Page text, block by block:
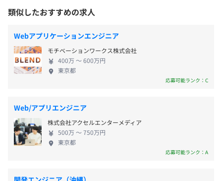
・メンター制度
・スクール受講
など
開発環境は、案件次第となります。
・有給休暇
・特別休暇（親孝行休暇等）
・生理休暇
・育児休暇
・バースデー休暇
・交通費実費支給（上限3万円）
さい。 リンクプランでは固定残業代を設けず、全額
支給し、その他にも各種休暇制度など、一人ひとり
の生活に合わせた援助に取り組んでいます。 コロナ
禍により在宅勤務を推奨し、さらなるワークライフ
バランスの拡充に努めています。 少数精鋭だからこ
そ成し得る柔軟性が魅力です。 ■エンジニア中心の
会社 人によって職場に求めるものは様々です。 当社
自の案件を多く保有し、ライフスタイルに合わせた
働き方を提案できる環境が整っています。 性別や学
歴は一切関係なく、管理職やリーダーへの抜擢もあ
ります。 エンジニアが成長できる環境だと自信を持
っています。 ■無駄をなくして社員に還元 当社はも
京都多摩という比較的安価な場所に移転しました。
類似したおすすめの求人
Webアプリケーションエンジニア
モチベーションワークス株式会社
400万 〜 600万円
東京都
応募可能ランク：C
Web/アプリエンジニア
株式会社アクセルエンターメディア
500万 〜 750万円
東京都
応募可能ランク：A